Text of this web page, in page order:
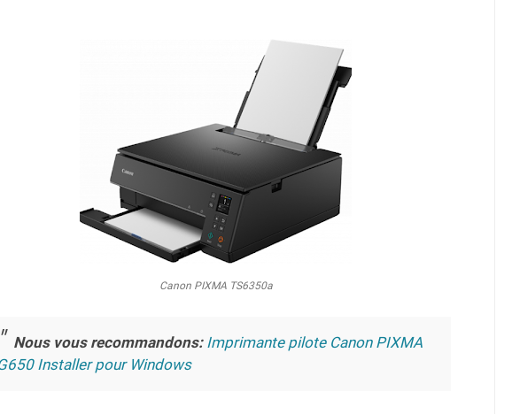
Canon PIXMA TS6350a
Nous vous recommandons: Imprimante pilote Canon PIXMA
Installer pour Windows